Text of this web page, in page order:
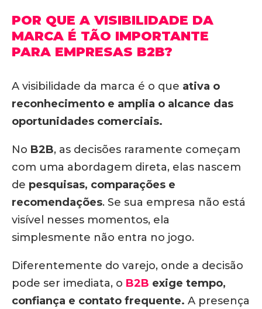
POR QUE A VISIBILIDADE DA
MARCA É TÃO IMPORTANTE
PARA EMPRESAS B2B?
A visibilidade da marca é o que ativa o
reconhecimento e amplia o alcance das
oportunidades comerciais.
No B2B, as decisões raramente começam
com uma abordagem direta, elas nascem
de pesquisas, comparações e
recomendações. Se sua empresa não está
visível nesses momentos, ela
simplesmente não entra no jogo.
Diferentemente do varejo, onde a decisão
pode ser imediata, o B2B exige tempo,
confiança e contato frequente. A presença